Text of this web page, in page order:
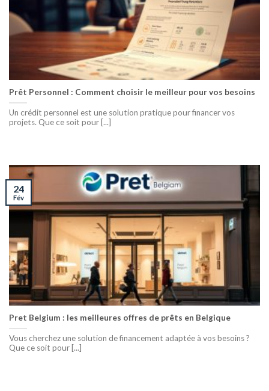
Prêt Personnel : Comment choisir le meilleur pour vos besoins
Un crédit personnel est une solution pratique pour financer vos
projets. Que ce soit pour [...]
Pret Belgium : les meilleures offres de prêts en Belgique
Vous cherchez une solution de financement adaptée à vos besoins ?
Que ce soit pour [...]
24
Fév